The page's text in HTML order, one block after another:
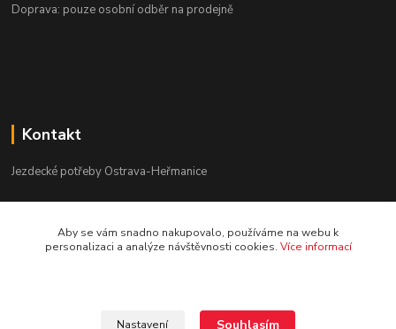
Doprava: pouze osobní odběr na prodejně
Kontakt
Jezdecké potřeby Ostrava-Heřmanice
Po-Pá 9:30 - 17:30
Aby se vám snadno nakupovalo, používáme na webu k
personalizaci a analýze návštěvnosti cookies. Více informací
Nastavení Souhlasím